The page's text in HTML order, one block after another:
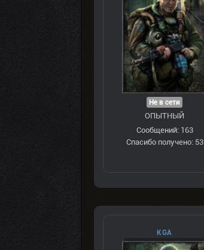
Не в сети
ОПЫТНЫЙ
Сообщений: 163
Спасибо получено: 53
KGA